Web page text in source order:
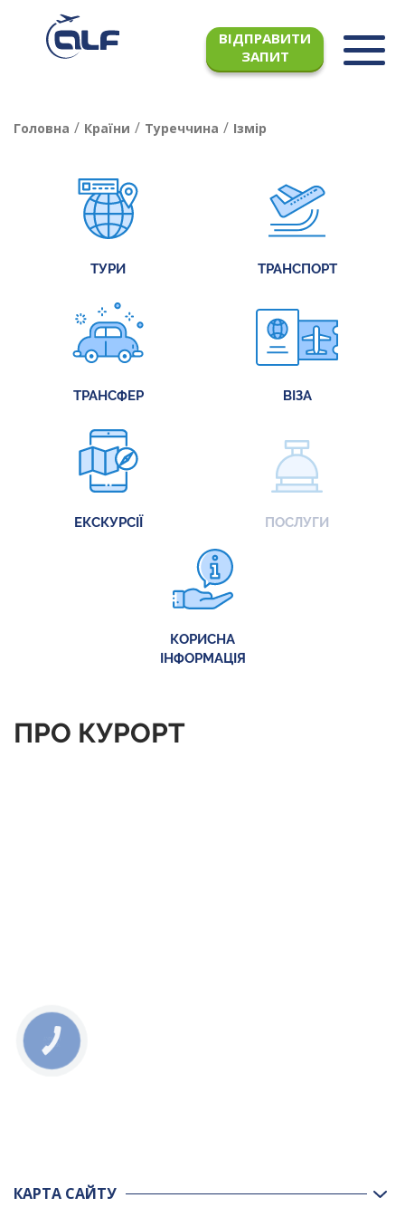
ВІДПРАВИТИ
ЗАПИТ
Головна / Країни / Туреччина / Ізмір
ТУРИ ТРАНСПОРТ
ТРАНСФЕР ВІЗА
ЕКСКУРСІЇ ПОСЛУГИ
КОРИСНА
ІНФОРМАЦІЯ
ПРО КУРОРТ
КАРТА САЙТУ
КНОПКА
ЗВ'ЯЗКУ